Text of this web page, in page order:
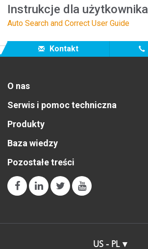
Instrukcje dla użytkownika
Auto Search and Correct User Guide
Kontakt
O nas
Serwis i pomoc techniczna
Produkty
Baza wiedzy
Pozostałe treści
US - PL